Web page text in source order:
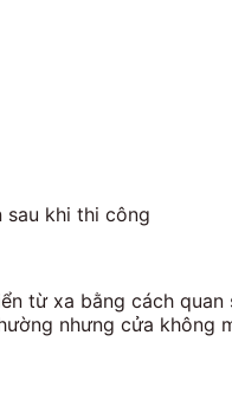
sau khi thi công
từ xa bằng cách
nhưng cửa không